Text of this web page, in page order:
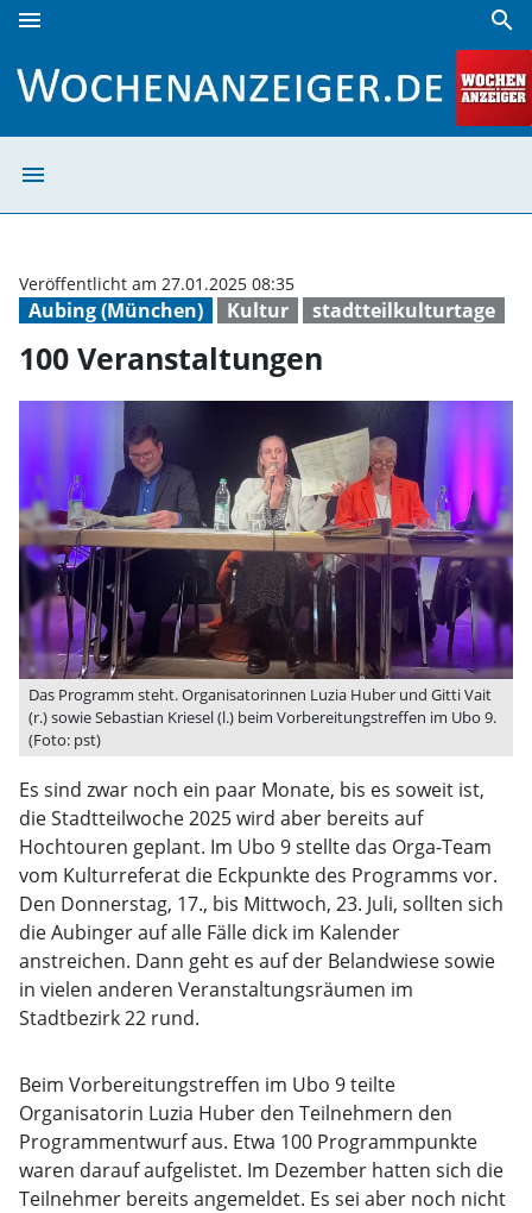
menu search
menu
Aubing (München) Kultur stadtteilkulturtage
Veröffentlicht am 27.01.2025 08:35
100 Veranstaltungen
Das Programm steht. Organisatorinnen Luzia Huber und Gitti Vait
(r.) sowie Sebastian Kriesel (l.) beim Vorbereitungstreffen im Ubo 9.
(Foto: pst)
Es sind zwar noch ein paar Monate, bis es soweit ist,
die Stadtteilwoche 2025 wird aber bereits auf
Hochtouren geplant. Im Ubo 9 stellte das Orga-Team
vom Kulturreferat die Eckpunkte des Programms vor.
Den Donnerstag, 17., bis Mittwoch, 23. Juli, sollten sich
die Aubinger auf alle Fälle dick im Kalender
anstreichen. Dann geht es auf der Belandwiese sowie
in vielen anderen Veranstaltungsräumen im
Stadtbezirk 22 rund.
Beim Vorbereitungstreffen im Ubo 9 teilte
Organisatorin Luzia Huber den Teilnehmern den
Programmentwurf aus. Etwa 100 Programmpunkte
waren darauf aufgelistet. Im Dezember hatten sich die
Teilnehmer bereits angemeldet. Es sei aber noch nicht